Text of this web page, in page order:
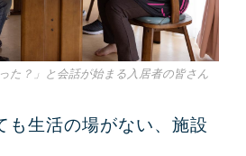
た？」と会話が始まる入居者の皆さん
も生活の場がない、施設